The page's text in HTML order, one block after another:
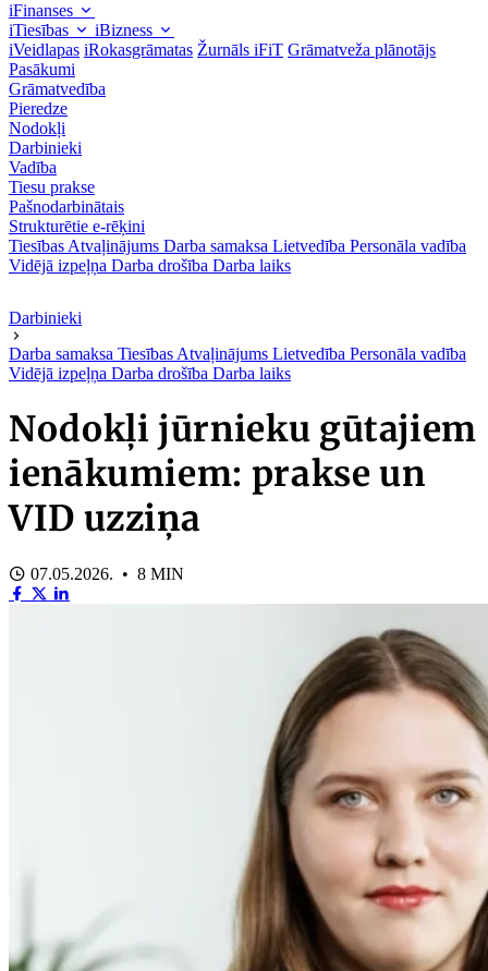
iFinanses
iTiesības
iBizness
iVeidlapas iRokasgrāmatas Žurnāls iFiT Grāmatveža plānotājs
Pasākumi
Grāmatvedība
Pieredze
Nodokļi
Darbinieki
Vadība
Tiesu prakse
Pašnodarbinātais
Strukturētie e-rēķini
Tiesības Atvaļinājums Darba samaksa Lietvedība Personāla vadība
Vidējā izpeļņa Darba drošība Darba laiks
Darbinieki
Darba samaksa Tiesības Atvaļinājums Lietvedība Personāla vadība
Vidējā izpeļņa Darba drošība Darba laiks
Nodokļi jūrnieku gūtajiem
ienākumiem: prakse un
VID uzziņa
07.05.2026. • 8 MIN